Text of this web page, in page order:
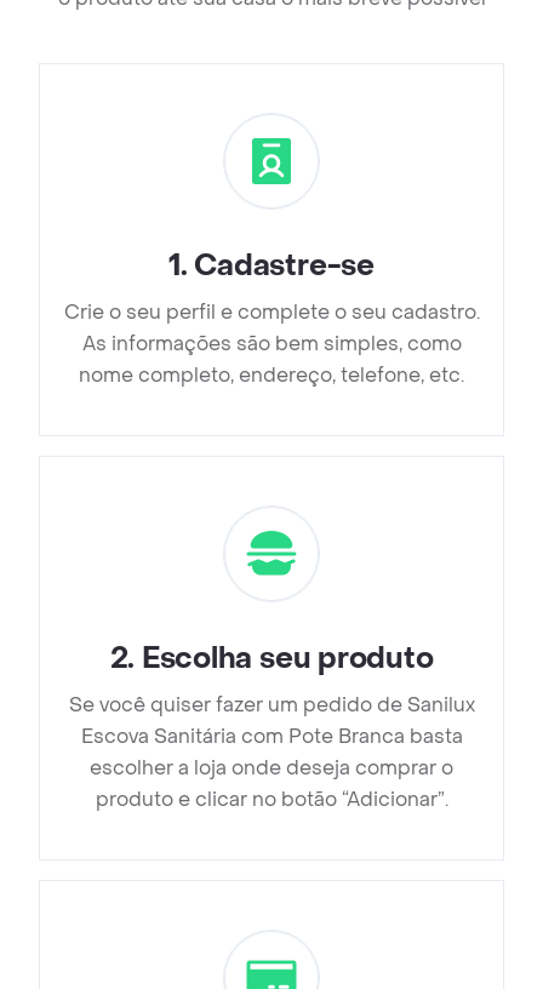
1. Cadastre-se
Crie o seu perfil e complete o seu cadastro.
As informações são bem simples, como
nome completo, endereço, telefone, etc.
2. Escolha seu produto
Se você quiser fazer um pedido de Sanilux
Escova Sanitária com Pote Branca basta
escolher a loja onde deseja comprar o
produto e clicar no botão “Adicionar”.